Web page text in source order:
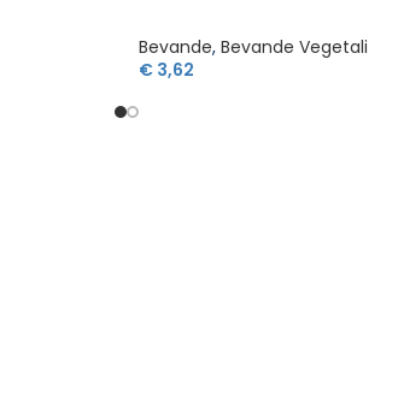
Bevande, Bevande Vegetali
€ 3,62